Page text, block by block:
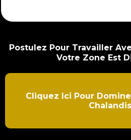
Postulez Pour Travailler
Votre Zone Est
Cliquez Ici Pour